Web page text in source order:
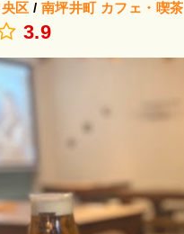
区 / 南坪井町 カフェ・喫茶
3.9